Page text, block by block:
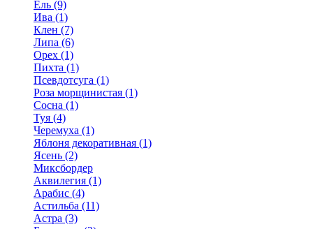
Ель (9)
Ива (1)
Клен (7)
Липа (6)
Орех (1)
Пихта (1)
Псевдотсуга (1)
Роза морщинистая (1)
Сосна (1)
Туя (4)
Черемуха (1)
Яблоня декоративная (1)
Ясень (2)
Миксбордер
Аквилегия (1)
Арабис (4)
Астильба (11)
Астра (3)